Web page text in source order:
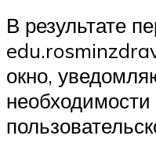
В результате
окно,